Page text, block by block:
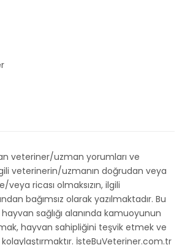
veteriner/uzman yorumları ve
veterinerin/uzmanın doğrudan veya
ricası olmaksızın, ilgili
bağımsız olarak yazılmaktadır. Bu
sağlığı alanında kamuoyunun
hayvan sahipliğini teşvik etmek ve
İsteBuVeteriner.com.tr